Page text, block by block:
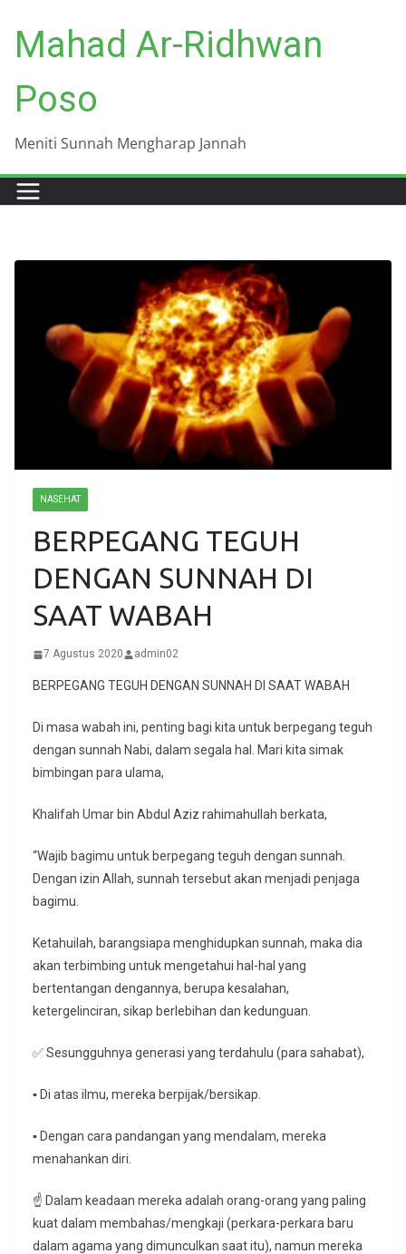
content
Mahad Ar-Ridhwan
Poso
Meniti Sunnah Mengharap Jannah
NASEHAT
BERPEGANG TEGUH
DENGAN SUNNAH DI
SAAT WABAH
7 Agustus 2020 admin02
BERPEGANG TEGUH DENGAN SUNNAH DI SAAT WABAH
Di masa wabah ini, penting bagi kita untuk berpegang teguh
dengan sunnah Nabi, dalam segala hal. Mari kita simak
bimbingan para ulama,
Khalifah Umar bin Abdul Aziz rahimahullah berkata,
“Wajib bagimu untuk berpegang teguh dengan sunnah.
Dengan izin Allah, sunnah tersebut akan menjadi penjaga
bagimu.
Ketahuilah, barangsiapa menghidupkan sunnah, maka dia
akan terbimbing untuk mengetahui hal-hal yang
bertentangan dengannya, berupa kesalahan,
ketergelinciran, sikap berlebihan dan kedunguan.
✅ Sesungguhnya generasi yang terdahulu (para sahabat),
▪️ Di atas ilmu, mereka berpijak/bersikap.
▪️ Dengan cara pandangan yang mendalam, mereka
menahankan diri.
☝️ Dalam keadaan mereka adalah orang-orang yang paling
kuat dalam membahas/mengkaji (perkara-perkara baru
dalam agama yang dimunculkan saat itu), namun mereka